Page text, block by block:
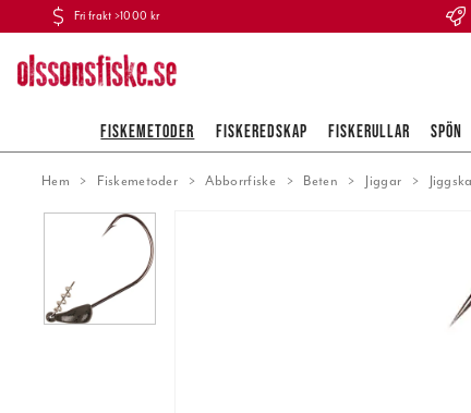
Fri frakt >1000 kr
FISKEMETODER FISKEREDSKAP FISKERULLAR SPÖN
Hem Fiskemetoder Abborrfiske Beten Jiggar